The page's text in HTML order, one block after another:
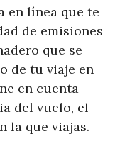
en línea que te
de emisiones
que se
de tu viaje en
en cuenta
del vuelo, el
la que viajas.